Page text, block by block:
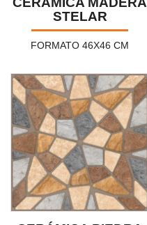
STELAR
FORMATO 46X46 CM